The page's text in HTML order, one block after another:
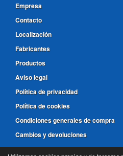
Empresa
Contacto
Localización
Fabricantes
Productos
Aviso legal
Política de privacidad
Política de cookies
Condiciones generales de compra
Cambios y devoluciones